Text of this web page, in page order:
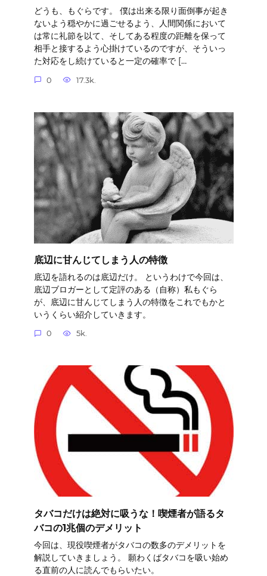
どうも、もぐらです。 僕は出来る限り面倒事が起き
ないよう穏やかに過ごせるよう、人間関係において
は常に礼節を以て、そしてある程度の距離を保って
相手と接するよう心掛けているのですが、そういっ
た対応をし続けていると一定の確率で […
0 17.3k.
底辺に甘んじてしまう人の特徴
底辺を語れるのは底辺だけ。 というわけで今回は、
底辺ブロガーとして定評のある（自称）私もぐら
が、底辺に甘んじてしまう人の特徴をこれでもかと
いうくらい紹介していきます。
0 5k.
タバコだけは絶対に吸うな！喫煙者が語るタ
バコの1兆個のデメリット
今回は、現役喫煙者がタバコの数多のデメリットを
解説していきましょう。 願わくばタバコを吸い始め
る直前の人に読んでもらいたい。